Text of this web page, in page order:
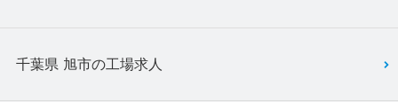
千葉県 旭市の工場求人